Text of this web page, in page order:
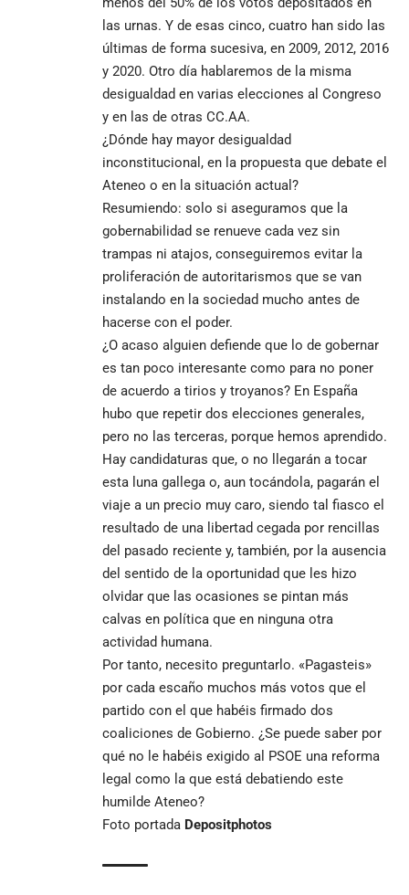
las urnas. Y de esas cinco, cuatro han sido las
últimas de forma sucesiva, en 2009, 2012, 2016
y 2020. Otro día hablaremos de la misma
desigualdad en varias elecciones al Congreso
y en las de otras CC.AA.
¿Dónde hay mayor desigualdad
inconstitucional, en la propuesta que debate el
Ateneo o en la situación actual?
Resumiendo: solo si aseguramos que la
gobernabilidad se renueve cada vez sin
trampas ni atajos, conseguiremos evitar la
proliferación de autoritarismos que se van
instalando en la sociedad mucho antes de
hacerse con el poder.
¿O acaso alguien defiende que lo de gobernar
es tan poco interesante como para no poner
de acuerdo a tirios y troyanos? En España
hubo que repetir dos elecciones generales,
pero no las terceras, porque hemos aprendido.
Hay candidaturas que, o no llegarán a tocar
esta luna gallega o, aun tocándola, pagarán el
viaje a un precio muy caro, siendo tal fiasco el
resultado de una libertad cegada por rencillas
del pasado reciente y, también, por la ausencia
del sentido de la oportunidad que les hizo
olvidar que las ocasiones se pintan más
calvas en política que en ninguna otra
actividad humana.
Por tanto, necesito preguntarlo. «Pagasteis»
por cada escaño muchos más votos que el
partido con el que habéis firmado dos
coaliciones de Gobierno. ¿Se puede saber por
qué no le habéis exigido al PSOE una reforma
legal como la que está debatiendo este
humilde Ateneo?
Foto portada Depositphotos